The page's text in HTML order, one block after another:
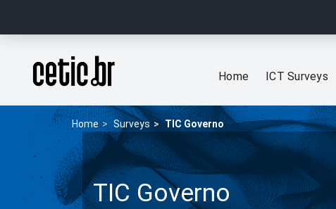
Página inicial
Home ICT Surveys
Home Surveys TIC Governo
TIC Governo